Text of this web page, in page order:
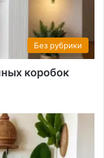
Без рубрики
коробок